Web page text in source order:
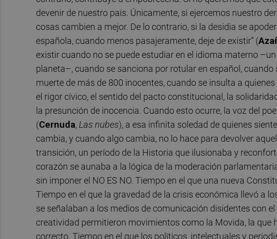
devenir de nuestro país. Únicamente, si ejercemos nuestro
cosas cambien a mejor. De lo contrario, si la desidia se
española, cuando menos pasajeramente, deje de existir” (
existir cuando no se puede estudiar en el idioma materno
planeta–, cuando se sanciona por rotular en español,
muerte de más de 800 inocentes, cuando se insulta a
el rigor cívico, el sentido del pacto constitucional, la
la presunción de inocencia. Cuando esto ocurre, la voz del
(Cernuda,Las nubes), a esa infinita soledad de quienes
cambia, y cuando algo cambia, no lo hace para devolver
transición, un período de la Historia que ilusionaba y
corazón se aunaba a la lógica de la moderación
sin imponer el NO ES NO. Tiempo en el que una nueva
Tiempo en el que la gravedad de la crisis económica llevó a
se señalaban a los medios de comunicación disidentes con
creatividad permitieron movimientos como la Movida, la que
correcto. Tiempo en el que los políticos, intelectuales y